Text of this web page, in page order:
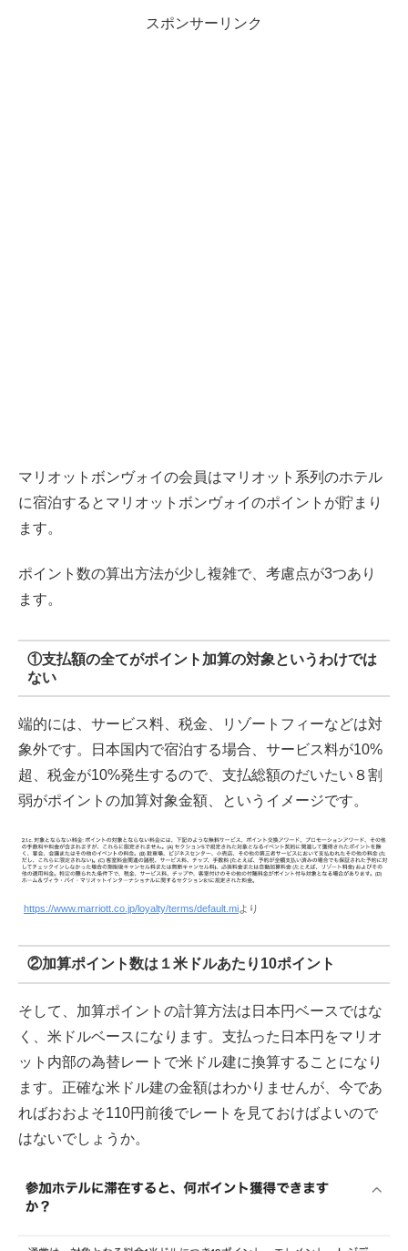
スポンサーリンク
マリオットボンヴォイの会員はマリオット系列のホテル
に宿泊するとマリオットボンヴォイのポイントが貯まり
ます。
ポイント数の算出方法が少し複雑で、考慮点が3つあり
ます。
①支払額の全てがポイント加算の対象というわけでは
ない
端的には、サービス料、税金、リゾートフィーなどは対
象外です。日本国内で宿泊する場合、サービス料が10%
超、税金が10%発生するので、支払総額のだいたい８割
弱がポイントの加算対象金額、というイメージです。
https://www.marriott.co.jp/loyalty/terms/default.miより
②加算ポイント数は１米ドルあたり10ポイント
そして、加算ポイントの計算方法は日本円ベースではな
く、米ドルベースになります。支払った日本円をマリオ
ット内部の為替レートで米ドル建に換算することになり
ます。正確な米ドル建の金額はわかりませんが、今であ
ればおおよそ110円前後でレートを見ておけばよいので
はないでしょうか。